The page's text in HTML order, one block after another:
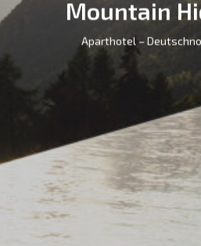
Mountain
Aparthotel –